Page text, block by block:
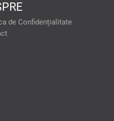
de Confidențialitate
oferi:
Stocarea
pentru
profilurilor
Înțelegerea
a selecta